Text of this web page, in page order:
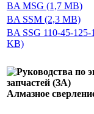
BA MSG (1,7 MB)
BA SSM (2,3 MB)
BA SSG 110-45-125-
KB)
Алмазное